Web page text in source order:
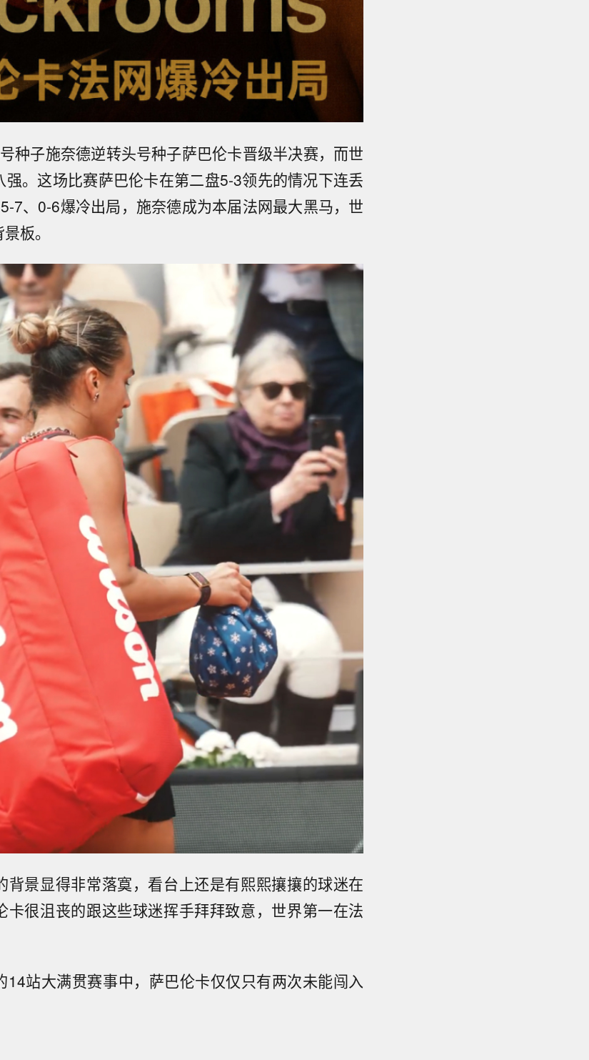
种子施奈德逆转头号种子萨巴伦卡晋级半决赛，而世
。这场比赛萨巴伦卡在第二盘5-3领先的情况下连丢
7、0-6爆冷出局，施奈德成为本届法网最大黑马，世
板。
背景显得非常落寞，看台上还是有熙熙攘攘的球迷在
卡很沮丧的跟这些球迷挥手拜拜致意，世界第一在法
14站大满贯赛事中，萨巴伦卡仅仅只有两次未能闯入